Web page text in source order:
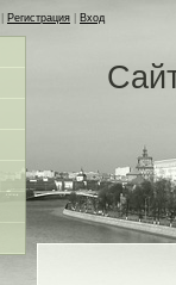
Регистрация Вход